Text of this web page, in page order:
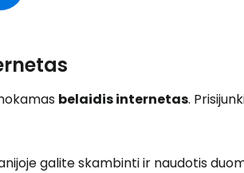
belaidis internetas.
galite skambinti ir naudotis